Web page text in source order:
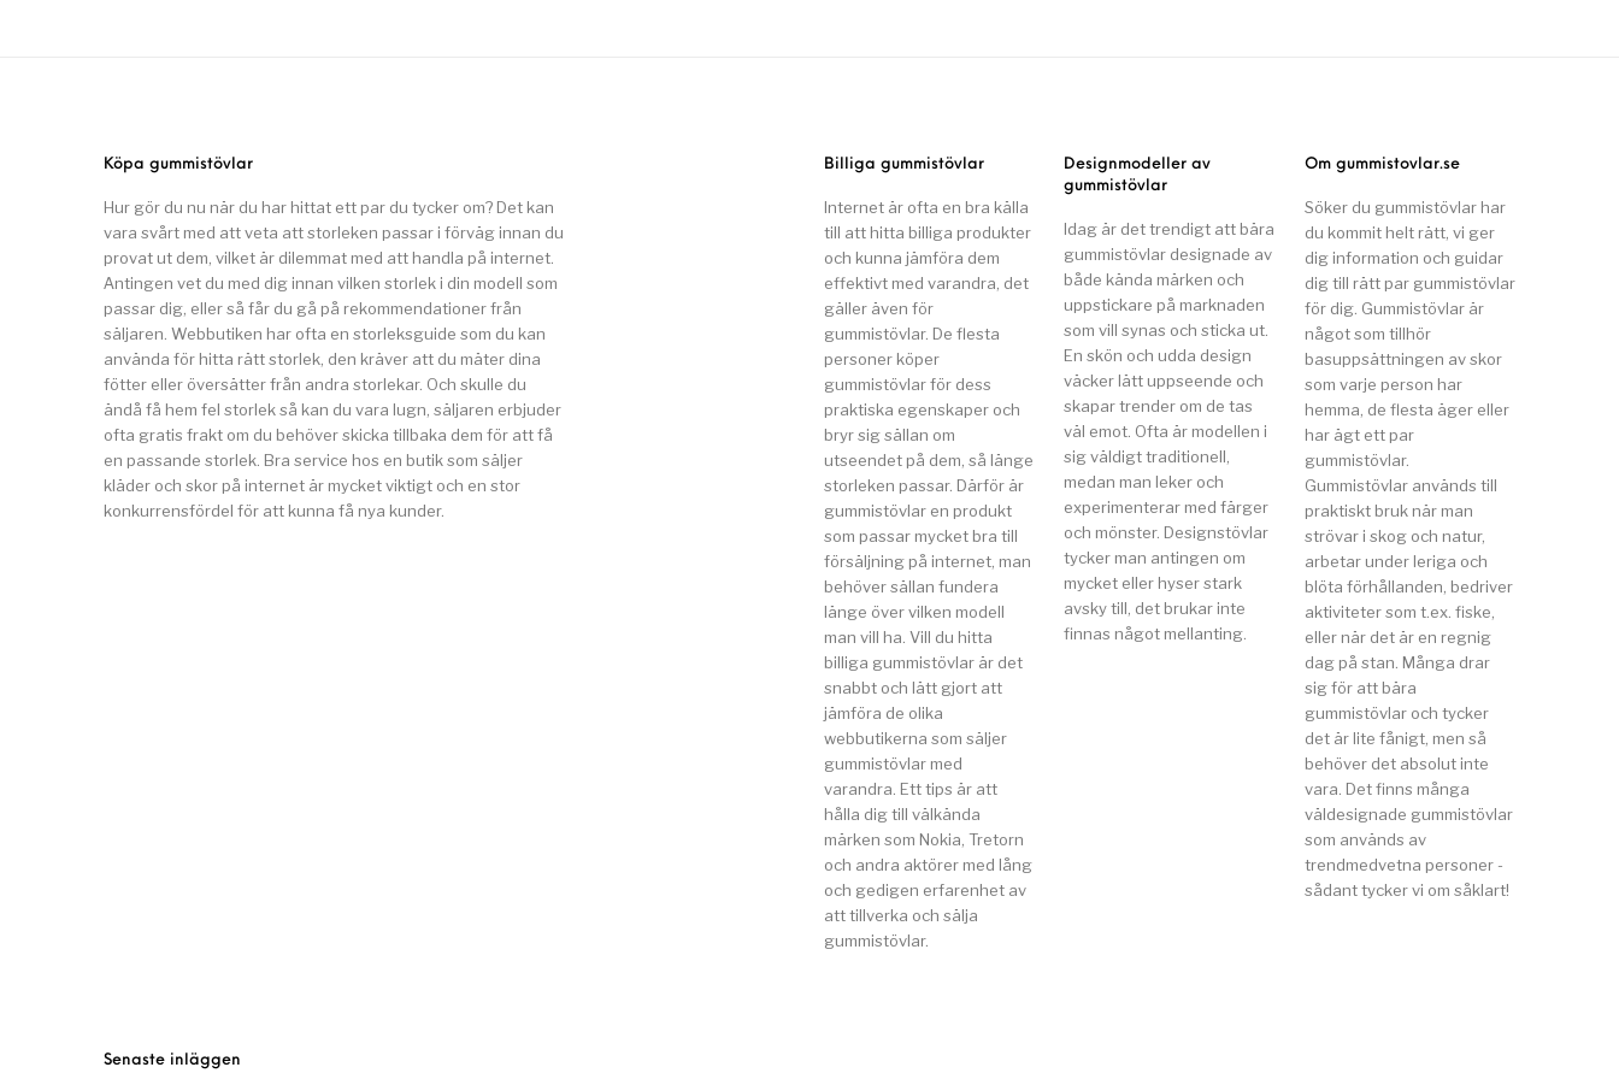
Köpa gummistövlar
Hur gör du nu när du har hittat ett par du tycker om? Det kan
vara svårt med att veta att storleken passar i förväg innan du
provat ut dem, vilket är dilemmat med att handla på internet.
Antingen vet du med dig innan vilken storlek i din modell som
passar dig, eller så får du gå på rekommendationer från
säljaren. Webbutiken har ofta en storleksguide som du kan
använda för hitta rätt storlek, den kräver att du mäter dina
fötter eller översätter från andra storlekar. Och skulle du
ändå få hem fel storlek så kan du vara lugn, säljaren erbjuder
ofta gratis frakt om du behöver skicka tillbaka dem för att få
en passande storlek. Bra service hos en butik som säljer
kläder och skor på internet är mycket viktigt och en stor
konkurrensfördel för att kunna få nya kunder.
Billiga gummistövlar
Internet är ofta en bra källa
till att hitta billiga produkter
och kunna jämföra dem
effektivt med varandra, det
gäller även för
gummistövlar. De flesta
personer köper
gummistövlar för dess
praktiska egenskaper och
bryr sig sällan om
utseendet på dem, så länge
storleken passar. Därför är
gummistövlar en produkt
som passar mycket bra till
försäljning på internet, man
behöver sällan fundera
länge över vilken modell
man vill ha. Vill du hitta
billiga gummistövlar är det
snabbt och lätt gjort att
jämföra de olika
webbutikerna som säljer
gummistövlar med
varandra. Ett tips är att
hålla dig till välkända
märken som Nokia, Tretorn
och andra aktörer med lång
och gedigen erfarenhet av
att tillverka och sälja
gummistövlar.
Designmodeller av
gummistövlar
Idag är det trendigt att bära
gummistövlar designade av
både kända märken och
uppstickare på marknaden
som vill synas och sticka ut.
En skön och udda design
väcker lätt uppseende och
skapar trender om de tas
väl emot. Ofta är modellen i
sig väldigt traditionell,
medan man leker och
experimenterar med färger
och mönster. Designstövlar
tycker man antingen om
mycket eller hyser stark
avsky till, det brukar inte
finnas något mellanting.
Om gummistovlar.se
Söker du gummistövlar har
du kommit helt rätt, vi ger
dig information och guidar
dig till rätt par gummistövlar
för dig. Gummistövlar är
något som tillhör
basuppsättningen av skor
som varje person har
hemma, de flesta äger eller
har ägt ett par
gummistövlar.
Gummistövlar används till
praktiskt bruk när man
strövar i skog och natur,
arbetar under leriga och
blöta förhållanden, bedriver
aktiviteter som t.ex. fiske,
eller när det är en regnig
dag på stan. Många drar
sig för att bära
gummistövlar och tycker
det är lite fånigt, men så
behöver det absolut inte
vara. Det finns många
väldesignade gummistövlar
som används av
trendmedvetna personer -
sådant tycker vi om såklart!
Senaste inläggen